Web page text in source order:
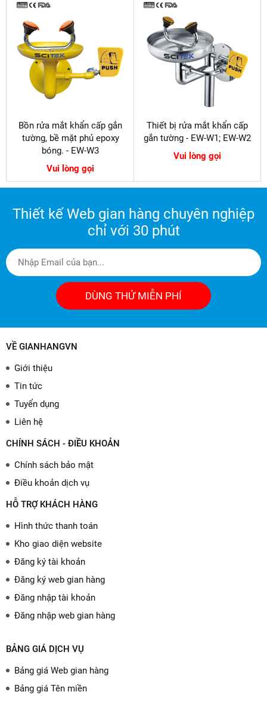
Bồn rửa mắt khẩn cấp gắn
tường, bề mặt phủ epoxy
bóng. - EW-W3
Vui lòng gọi
Thiết bị rửa mắt khẩn cấp
gắn tường - EW-W1; EW-W2
Vui lòng gọi
Thiết kế Web gian hàng chuyên nghiệp
chỉ với 30 phút
DÙNG THỬ MIỄN PHÍ
VỀ GIANHANGVN
Giới thiệu
Tin tức
Tuyển dụng
Liên hệ
CHÍNH SÁCH - ĐIỀU KHOẢN
Chính sách bảo mật
Điều khoản dịch vụ
HỖ TRỢ KHÁCH HÀNG
Hình thức thanh toán
Kho giao diện website
Đăng ký tài khoản
Đăng ký web gian hàng
Đăng nhập tài khoản
Đăng nhập web gian hàng
BẢNG GIÁ DỊCH VỤ
Bảng giá Web gian hàng
Bảng giá Tên miền